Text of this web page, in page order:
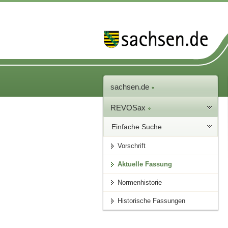
sachsen.de
REVOSax
Einfache Suche
Vorschrift
Aktuelle Fassung
Normenhistorie
Historische Fassungen